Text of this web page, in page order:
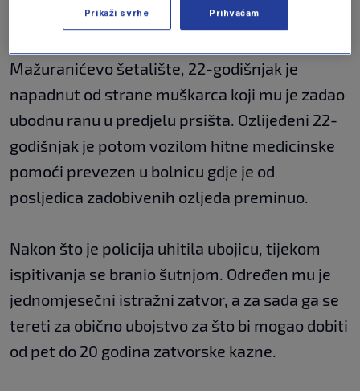
Kako je priopćila PU splitsko-dalmatinska,
Mažuranićevo šetalište, 22-godišnjak je
napadnut od strane muškarca koji mu je zadao
ubodnu ranu u predjelu prsišta. Ozlijeđeni 22-
godišnjak je potom vozilom hitne medicinske
pomoći prevezen u bolnicu gdje je od
posljedica zadobivenih ozljeda preminuo.
Nakon što je policija uhitila ubojicu, tijekom
ispitivanja se branio šutnjom. Određen mu je
jednomjesečni istražni zatvor, a za sada ga se
tereti za obično ubojstvo za što bi mogao dobiti
od pet do 20 godina zatvorske kazne.
Prikaži svrhe Prihvaćam